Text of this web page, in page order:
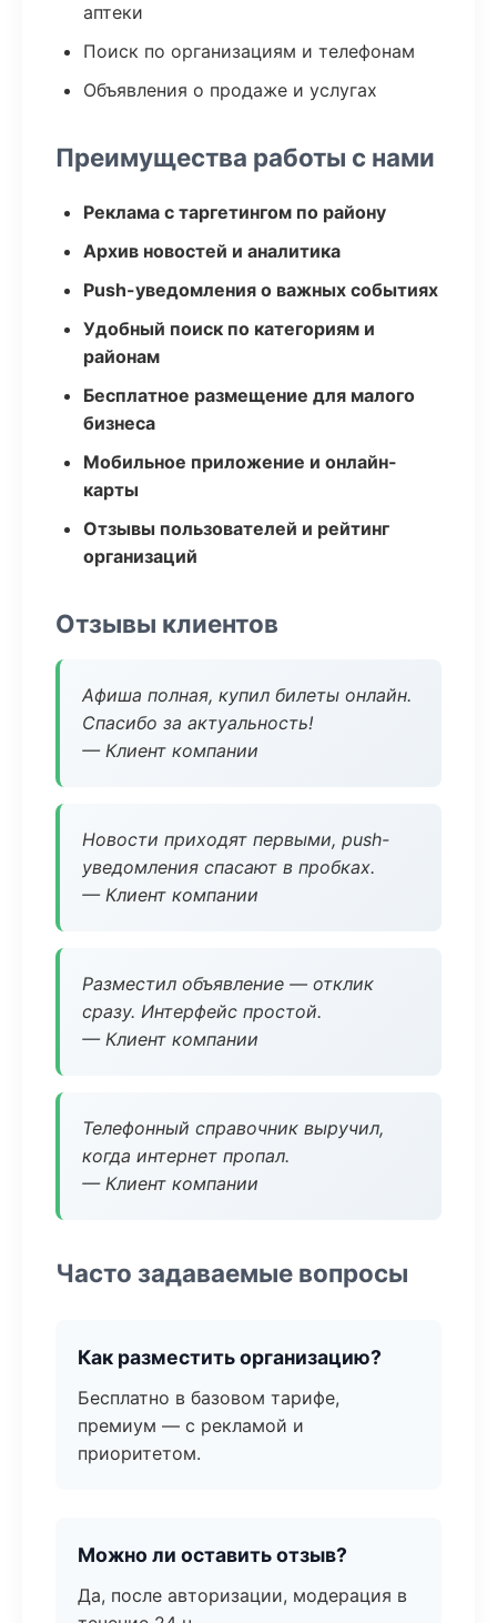
аптеки
Поиск по организациям и телефонам
Объявления о продаже и услугах
Преимущества работы с нами
Реклама с таргетингом по району
Архив новостей и аналитика
Push-уведомления о важных событиях
Удобный поиск по категориям и
районам
Бесплатное размещение для малого
бизнеса
Мобильное приложение и онлайн-
карты
Отзывы пользователей и рейтинг
организаций
Отзывы клиентов
Афиша полная, купил билеты онлайн.
Спасибо за актуальность!
— Клиент компании
Новости приходят первыми, push-
уведомления спасают в пробках.
— Клиент компании
Разместил объявление — отклик
сразу. Интерфейс простой.
— Клиент компании
Телефонный справочник выручил,
когда интернет пропал.
— Клиент компании
Часто задаваемые вопросы
Как разместить организацию?
Бесплатно в базовом тарифе,
премиум — с рекламой и
приоритетом.
Можно ли оставить отзыв?
Да, после авторизации, модерация в